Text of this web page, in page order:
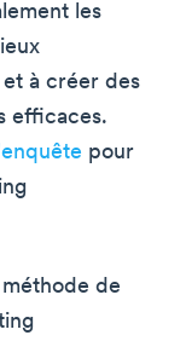
les
à créer des
efficaces.
pour
de